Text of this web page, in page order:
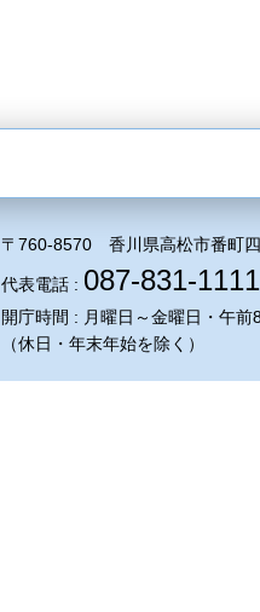
〒760-8570 香川県高松市番町
代表電話 : 087-831-1111
開庁時間 : 月曜日～金曜日・午
（休日・年末年始を除く）